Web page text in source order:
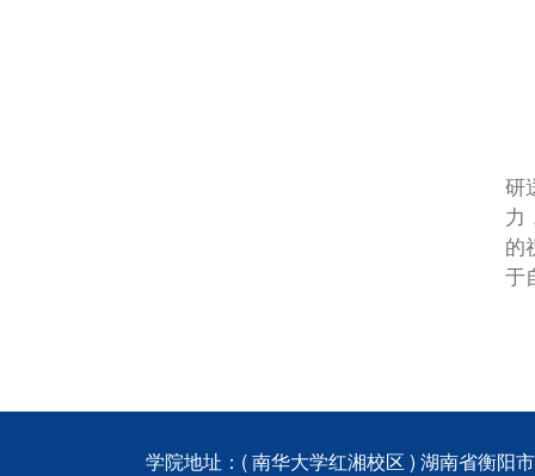
研
力
的
于
学院地址：( 南华大学红湘校区 ) 湖南省衡阳